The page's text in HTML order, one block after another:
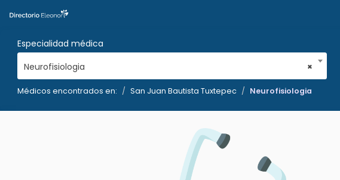
Especialidad médica
×
Neurofisiologia
Médicos encontrados en: San Juan Bautista Tuxtepec Neurofisiologia